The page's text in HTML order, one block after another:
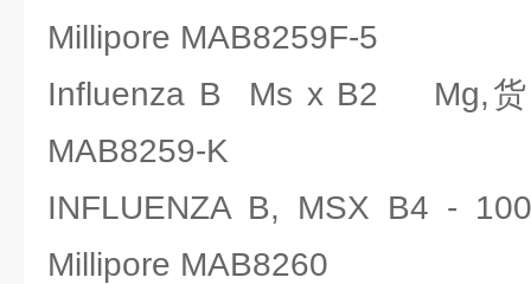
Millipore MAB8259F-5
Influenza B Ms x B2 Mg,货
MAB8259-K
INFLUENZA B, MSX B4 -
Millipore MAB8260